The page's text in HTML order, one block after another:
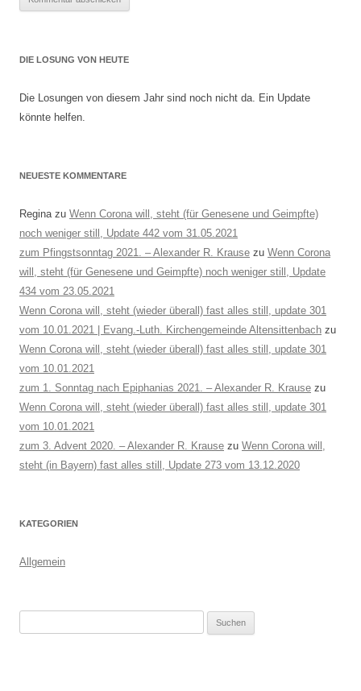
DIE LOSUNG VON HEUTE
Die Losungen von diesem Jahr sind noch nicht da. Ein Update
könnte helfen.
NEUESTE KOMMENTARE
Reginazu Wenn Corona will, steht (für Genesene und Geimpfte)
noch weniger still, Update 442 vom 31.05.2021
zum Pfingstsonntag 2021. – Alexander R. Krause zu Wenn Corona
will, steht (für Genesene und Geimpfte) noch weniger still, Update
434 vom 23.05.2021
Wenn Corona will, steht (wieder überall) fast alles still, update 301
vom 10.01.2021 | Evang.-Luth. Kirchengemeinde Altensittenbach zu
Wenn Corona will, steht (wieder überall) fast alles still, update 301
vom 10.01.2021
zum 1. Sonntag nach Epiphanias 2021. – Alexander R. Krause zu
Wenn Corona will, steht (wieder überall) fast alles still, update 301
vom 10.01.2021
zum 3. Advent 2020. – Alexander R. Krause zu Wenn Corona will,
steht (in Bayern) fast alles still, Update 273 vom 13.12.2020
KATEGORIEN
Allgemein